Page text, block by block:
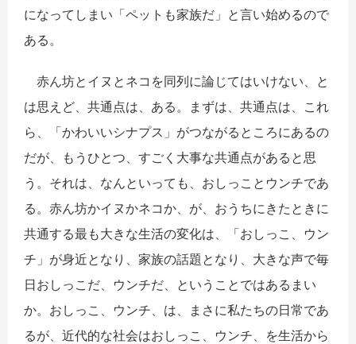
になってしまい「ペットも家族だ」と言い始めるので
ある。
赤ん坊とイヌとネコを同列に論じてはいけない、と
は思えど、共通点は、ある。まずは、共通点は、これ
ら、「かわいいシナプス」がつながるところにあるの
だが、もうひとつ、すごく大事な共通点があると思
う。それは、なんといっても、おしっことウンチであ
る。赤ん坊かイヌかネコか、が、おうちにきたときに
共通する最も大きな生活の変化は、「おしっこ、ウン
チ」が身近となり、家族の話題となり、大きな声で毎
日おしっこだ、ウンチだ、ということではあるまい
か。おしっこ、ウンチ、は、まさに私たちの日常であ
るが、近代的な社会はおしっこ、ウンチ、を生活から